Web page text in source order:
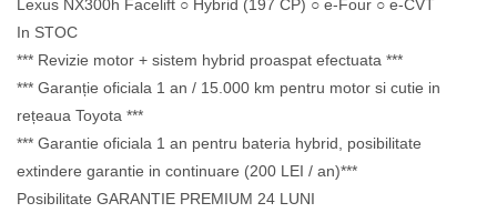
Lexus NX300h Facelift ○ Hybrid (197 CP) ○ e-Four ○ e-CVT
In STOC
*** Revizie motor + sistem hybrid proaspat efectuata ***
*** Garanție oficiala 1 an / 15.000 km pentru motor si cutie in
rețeaua Toyota ***
*** Garantie oficiala 1 an pentru bateria hybrid, posibilitate
extindere garantie in continuare (200 LEI / an)***
Posibilitate GARANTIE PREMIUM 24 LUNI